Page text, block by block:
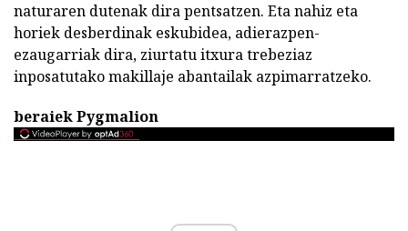
naturaren dutenak dira pentsatzen. Eta nahiz eta
horiek desberdinak eskubidea, adierazpen-
ezaugarriak dira, ziurtatu itxura trebeziaz
inposatutako makillaje abantailak azpimarratzeko.
beraiek Pygmalion